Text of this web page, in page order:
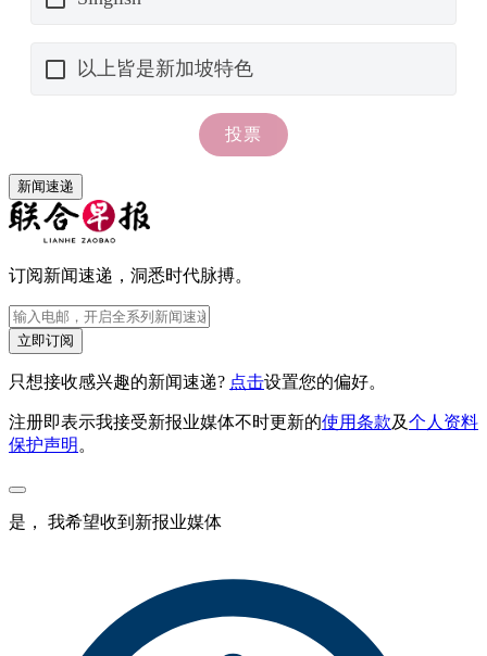
新闻速递
订阅新闻速递，洞悉时代脉搏。
立即订阅
只想接收感兴趣的新闻速递? 点击设置您的偏好。
注册即表示我接受新报业媒体不时更新的使用条款及个人资料
保护声明。
是， 我希望收到新报业媒体